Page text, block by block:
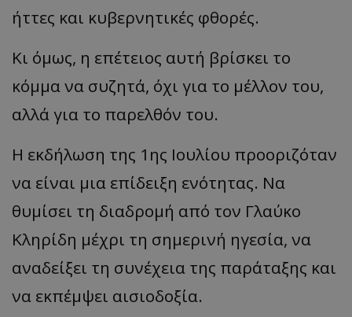
ήττες και κυβερνητικές φθορές.
Κι όμως, η επέτειος αυτή βρίσκει το
κόμμα να συζητά, όχι για το μέλλον του,
αλλά για το παρελθόν του.
Η εκδήλωση της 1ης Ιουλίου προοριζόταν
να είναι μια επίδειξη ενότητας. Να
θυμίσει τη διαδρομή από τον Γλαύκο
Κληρίδη μέχρι τη σημερινή ηγεσία, να
αναδείξει τη συνέχεια της παράταξης και
να εκπέμψει αισιοδοξία.